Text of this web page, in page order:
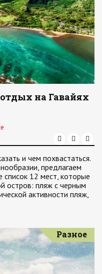
отдых на Гавайях
и чем похвастаться.
предлагаем
12 мест, которые
остров: пляж с черным
активности пляж,
Разное